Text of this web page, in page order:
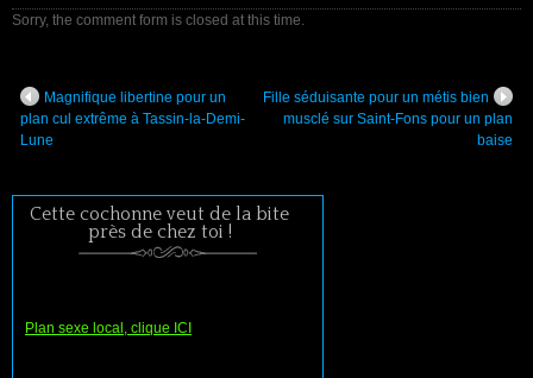
Sorry, the comment form is closed at this time.
Magnifique libertine pour un
plan cul extrême à Tassin-la-Demi-
Lune
Fille séduisante pour un métis bien
musclé sur Saint-Fons pour un plan
baise
Cette cochonne veut de la bite
près de chez toi !
Plan sexe local, clique ICI